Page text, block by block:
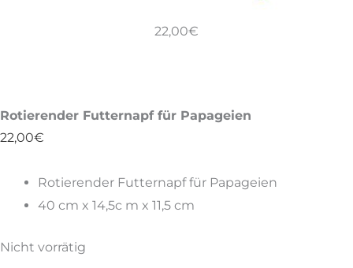
22,00€
Rotierender Futternapf für Papageien
22,00€
Rotierender Futternapf für Papageien
40 cm x 14,5c m x 11,5 cm
Nicht vorrätig